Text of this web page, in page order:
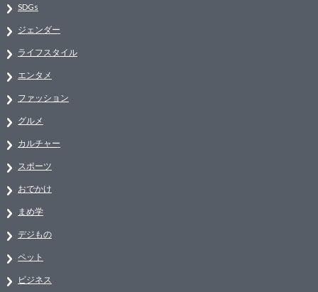
SDGs
ジェンダー
ライフスタイル
エンタメ
ファッション
グルメ
カルチャー
スポーツ
おでかけ
まめ学
デジもの
ペット
ビジネス